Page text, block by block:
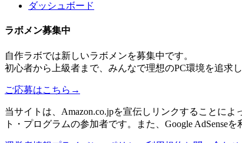
ダッシュボード
ラボメン募集中
自作ラボでは新しいラボメンを募集中です。
初心者から上級者まで、みんなで理想のPC環境を追求し
ご応募はこちら →
当サイトは、Amazon.co.jpを宣伝しリンクすることに
ト・プログラムの参加者です。また、Google AdSense